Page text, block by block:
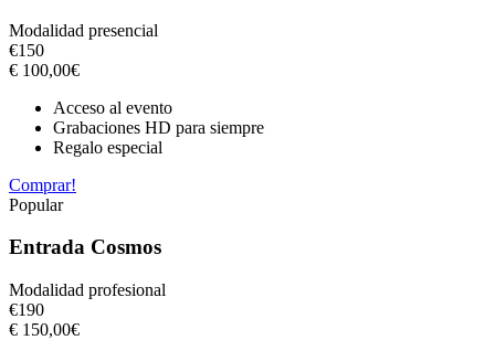
Modalidad presencial
€150
€ 100,00€
Acceso al evento
Grabaciones HD para siempre
Regalo especial
Comprar!
Popular
Entrada Cosmos
Modalidad profesional
€190
€ 150,00€